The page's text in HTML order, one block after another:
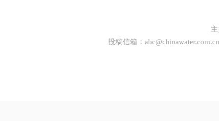
投稿信箱： abc@chinawater.com.cn